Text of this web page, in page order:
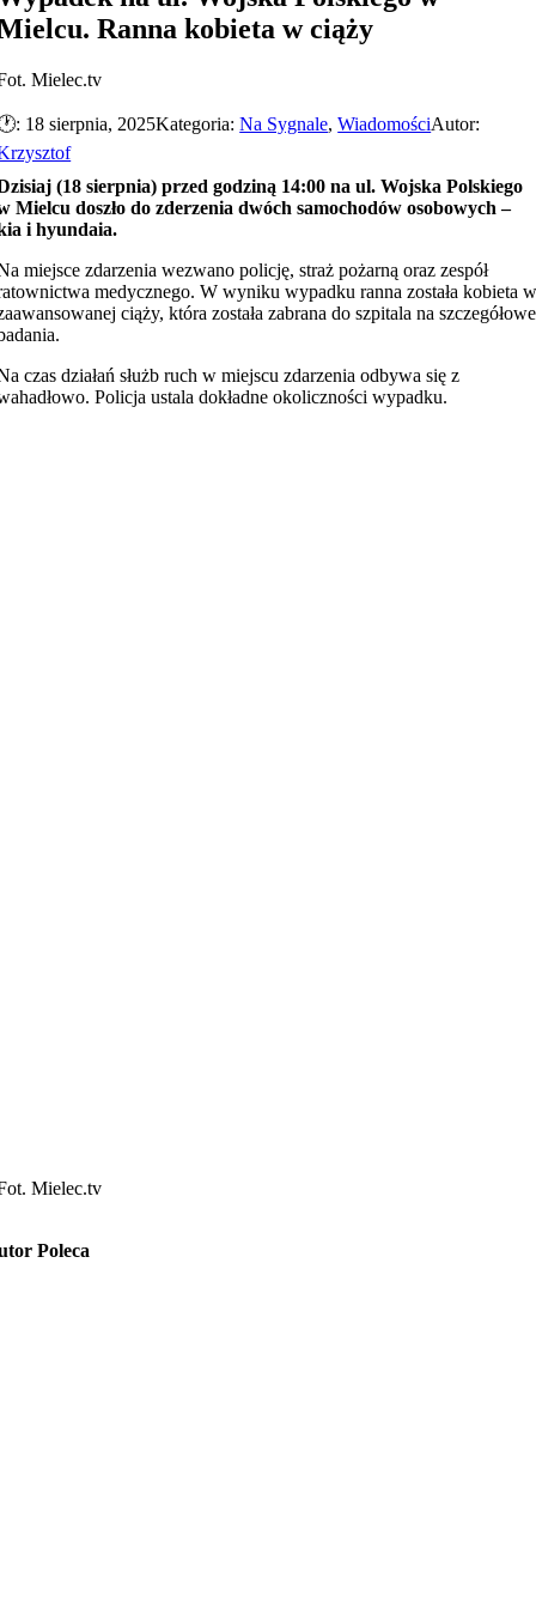
Ranna kobieta w ciąży
Mielec.tv
18 sierpnia, 2025Kategoria:Na Sygnale,WiadomościAutor:
(18 sierpnia) przed godziną 14:00 na ul. Wojska Polskiego
Mielcu doszło do zderzenia dwóch samochodów osobowych –
i hyundaia.
miejsce zdarzenia wezwano policję, straż pożarną oraz zespół
medycznego. W wyniku wypadku ranna została kobieta
ciąży, która została zabrana do szpitala na szczegółowe
czas działań służb ruch w miejscu zdarzenia odbywa się z
Policja ustala dokładne okoliczności wypadku.
Mielec.tv
Poleca